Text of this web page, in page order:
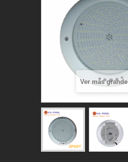
Ver más grande